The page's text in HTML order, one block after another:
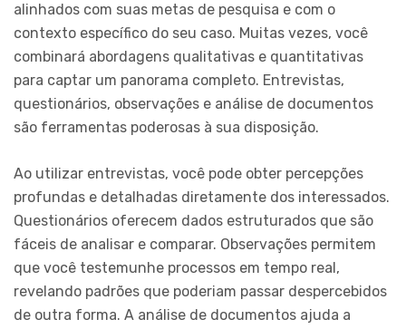
alinhados com suas metas de pesquisa e com o
contexto específico do seu caso. Muitas vezes, você
combinará abordagens qualitativas e quantitativas
para captar um panorama completo. Entrevistas,
questionários, observações e análise de documentos
são ferramentas poderosas à sua disposição.
Ao utilizar entrevistas, você pode obter percepções
profundas e detalhadas diretamente dos interessados.
Questionários oferecem dados estruturados que são
fáceis de analisar e comparar. Observações permitem
que você testemunhe processos em tempo real,
revelando padrões que poderiam passar despercebidos
de outra forma. A análise de documentos ajuda a